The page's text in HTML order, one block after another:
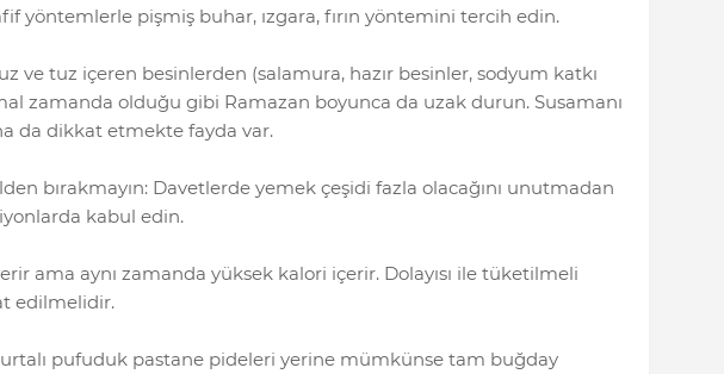
yöntemlerle pişmiş buhar, ızgara, fırın yöntemini tercih edin.
ve tuz içeren besinlerden (salamura, hazır besinler, sodyum katkı
zamanda olduğu gibi Ramazan boyunca da uzak durun. Susamanı
da dikkat etmekte fayda var.
bırakmayın: Davetlerde yemek çeşidi fazla olacağını unutmadan
kabul edin.
ama aynı zamanda yüksek kalori içerir. Dolayısı ile tüketilmeli
edilmelidir.
pufuduk pastane pideleri yerine mümkünse tam buğday